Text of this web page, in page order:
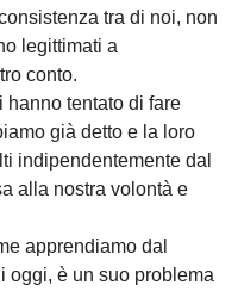
tra di noi, non
legittimati a
conto.
hanno tentato di fare
già detto e la loro
indipendentemente dal
alla nostra volontà e
apprendiamo dal
oggi, è un suo problema